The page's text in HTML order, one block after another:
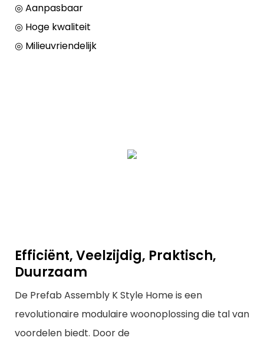
◎ Aanpasbaar
◎ Hoge kwaliteit
◎ Milieuvriendelijk
Efficiënt, Veelzijdig, Praktisch,
Duurzaam
De Prefab Assembly K Style Home is een
revolutionaire modulaire woonoplossing die tal van
voordelen biedt. Door de